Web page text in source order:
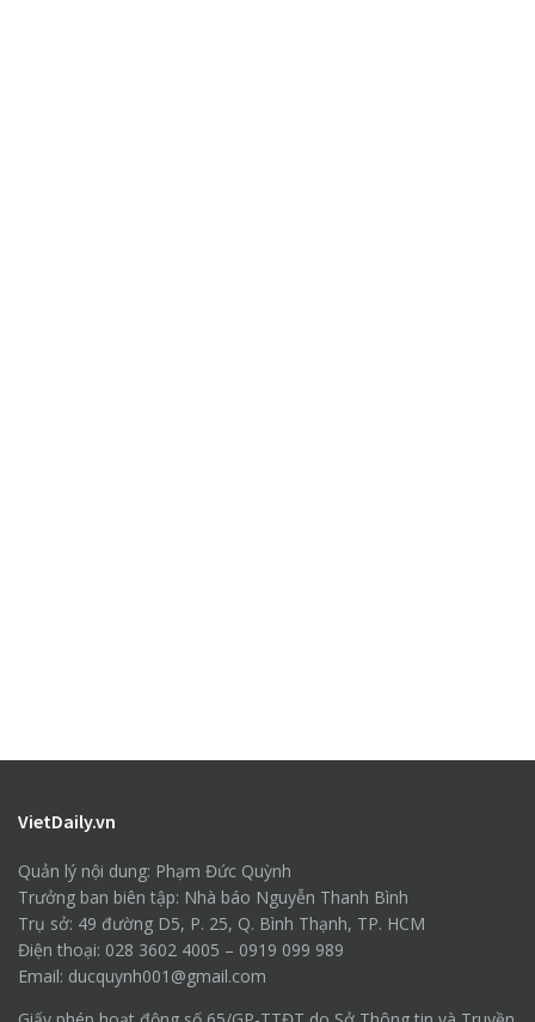
VietDaily.vn
Quản lý nội dung: Phạm Đức Quỳnh
Trưởng ban biên tập: Nhà báo Nguyễn Thanh Bình
Trụ sở: 49 đường D5, P. 25, Q. Bình Thạnh, TP. HCM
Điện thoại: 028 3602 4005 – 0919 099 989
Email: ducquynh001@gmail.com